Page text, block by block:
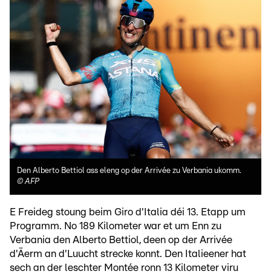
Den Alberto Bettiol ass eleng op der Arrivée zu Verbania ukomm.
©AFP
E Freideg stoung beim Giro d'Italia déi 13. Etapp um
Programm. No 189 Kilometer war et um Enn zu
Verbania den Alberto Bettiol, deen op der Arrivée
d'Äerm an d'Luucht strecke konnt. Den Italieener hat
sech an der leschter Montée ronn 13 Kilometer viru